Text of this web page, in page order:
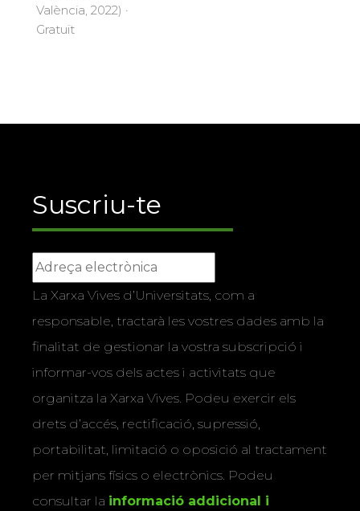
València, 2022) ·
Gratuït
Suscriu-te
La Xarxa Vives d’Universitats, com a
responsable, tractarà les vostres dades amb la
finalitat de gestionar la vostra subscripció i
informar-vos dels actes i activitats que
organitza la Xarxa Vives. Podeu exercir els
drets d’accés, rectificació, supressió,
portabilitat, limitació o oposició al tractament
per mitjans físics o electrònics. Podeu
consultar la informació addicional i